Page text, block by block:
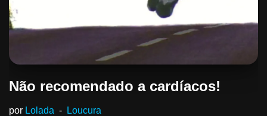
Não recomendado a cardíacos!
por Lolada Loucura